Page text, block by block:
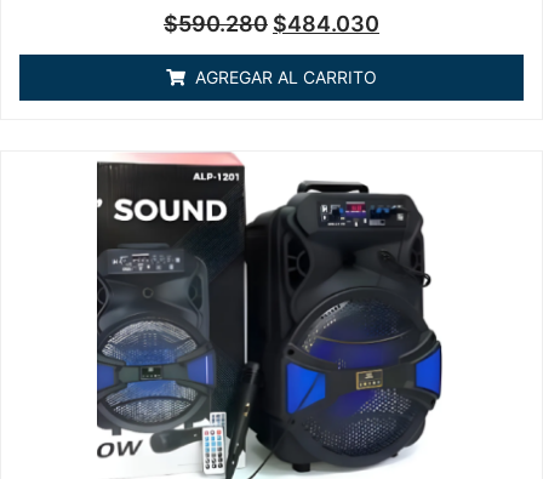
Valorado
en
de
5
$590.280 $484.030
AGREGAR AL CARRITO